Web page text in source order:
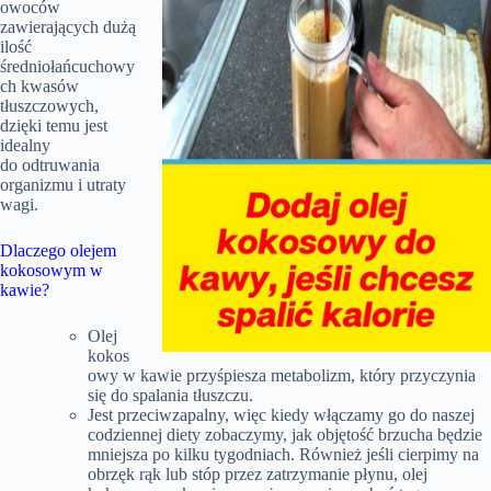
owoców
zawierających dużą
ilość
średniołańcuchowy
ch kwasów
tłuszczowych,
dzięki temu jest
idealny
do odtruwania
organizmu i utraty
wagi.
Dlaczego olejem
kokosowym w
kawie?
Olej
kokos
owy w kawie przyśpiesza metabolizm, który przyczynia
się do spalania tłuszczu.
Jest przeciwzapalny, więc kiedy włączamy go do naszej
codziennej diety zobaczymy, jak objętość brzucha będzie
mniejsza po kilku tygodniach. Również jeśli cierpimy na
obrzęk rąk lub stóp przez zatrzymanie płynu, olej